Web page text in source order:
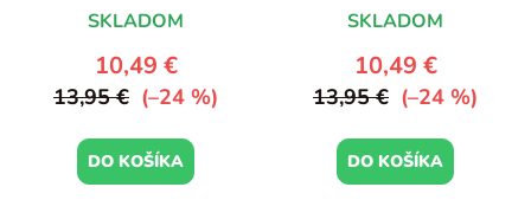
SKLADOM
10,49 €
13,95 € (–24 %)
DO KOŠÍKA
SKLADOM
10,49 €
13,95 € (–24 %)
DO KOŠÍKA